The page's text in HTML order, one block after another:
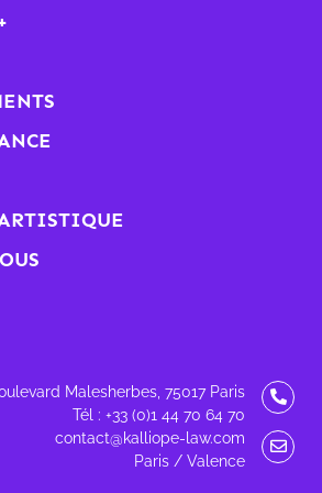
Malesherbes, 75017 Paris
Tél : +33 (0)1 44 70 64 70
contact@kalliope-law.com
Paris / Valence